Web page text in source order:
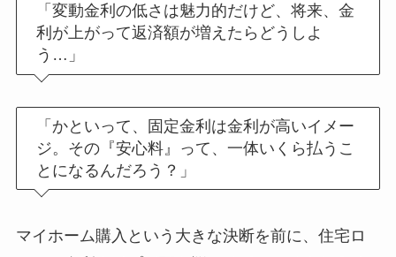
「変動金利の低さは魅力的だけど、将来、金
利が上がって返済額が増えたらどうしよ
う…」
「かといって、固定金利は金利が高いイメー
ジ。その『安心料』って、一体いくら払うこ
とになるんだろう？」
マイホーム購入という大きな決断を前に、住宅ロ